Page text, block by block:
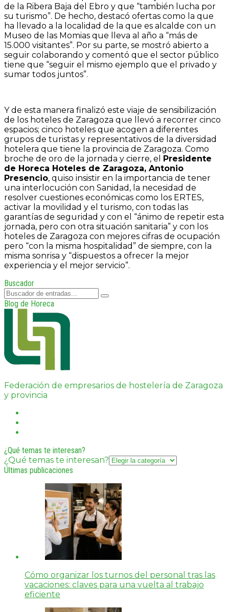
de la Ribera Baja del Ebro y que “también lucha por
su turismo”. De hecho, destacó ofertas como la que
ha llevado a la localidad de la que es alcalde con un
Museo de las Momias que lleva al año a “más de
15.000 visitantes”. Por su parte, se mostró abierto a
seguir colaborando y comentó que el sector público
tiene que “seguir el mismo ejemplo que el privado y
sumar todos juntos”.
Y de esta manera finalizó este viaje de sensibilización
de los hoteles de Zaragoza que llevó a recorrer cinco
espacios; cinco hoteles que acogen a diferentes
grupos de turistas y representativos de la diversidad
hotelera que tiene la provincia de Zaragoza. Como
broche de oro de la jornada y cierre, el Presidente
de Horeca Hoteles de Zaragoza, Antonio
Presencio, quiso insistir en la importancia de tener
una interlocución con Sanidad, la necesidad de
resolver cuestiones económicas como los ERTES,
activar la movilidad y el turismo, con todas las
garantías de seguridad y con el “ánimo de repetir esta
jornada, pero con otra situación sanitaria” y con los
hoteles de Zaragoza con mejores cifras de ocupación
pero “con la misma hospitalidad” de siempre, con la
misma sonrisa y “dispuestos a ofrecer la mejor
experiencia y el mejor servicio”.
Buscador
Blog de Horeca
Federación de empresarios de hostelería de Zaragoza
y provincia
¿Qué temas te interesan?
¿Qué temas te interesan?
Últimas publicaciones
Cómo organizar los turnos del personal tras las
vacaciones: claves para una vuelta al trabajo
eficiente